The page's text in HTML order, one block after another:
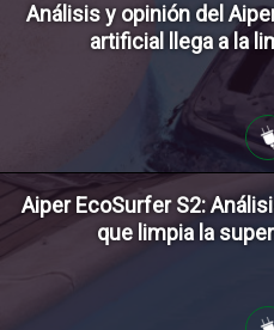
Análisis y opinión del
artificial llega a la
Aiper EcoSurfer S2:
que limpia la